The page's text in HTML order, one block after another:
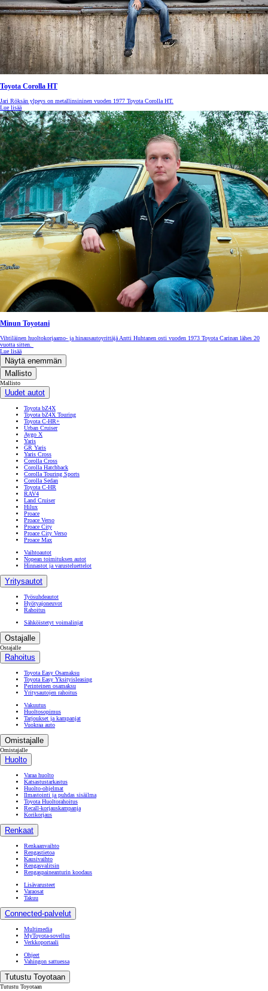
Toyota Corolla HT
Jari Röksän ylpeys on metallinsininen vuoden 1977 Toyota Corolla HT.
Lue lisää
Minun Toyotani
Vihtiläinen huoltokorjaamo- ja hinausautoyrittäjä Antti Huhtanen osti vuoden 1973 Toyota Carinan lähes 20
vuotta sitten.
Lue lisää
Näytä enemmän
Mallisto
Mallisto
Uudet autot
Toyota bZ4X
Toyota bZ4X Touring
Toyota C-HR+
Urban Cruiser
Aygo X
Yaris
GR Yaris
Yaris Cross
Corolla Cross
Corolla Hatchback
Corolla Touring Sports
Corolla Sedan
Toyota C-HR
RAV4
Land Cruiser
Hilux
Proace
Proace Verso
Proace City
Proace City Verso
Proace Max
Vaihtoautot
Nopean toimituksen autot
Hinnastot ja varusteluettelot
Yritysautot
Työsuhdeautot
Hyötyajoneuvot
Rahoitus
Sähköistetyt voimalinjat
Ostajalle
Ostajalle
Rahoitus
Toyota Easy Osamaksu
Toyota Easy Yksityisleasing
Perinteinen osamaksu
Yritysautojen rahoitus
Vakuutus
Huoltosopimus
Tarjoukset ja kampanjat
Vuokraa auto
Omistajalle
Omistajalle
Huolto
Varaa huolto
Katsastustarkastus
Huolto-ohjelmat
Ilmastointi ja puhdas sisäilma
Toyota Huoltorahoitus
Recall-korjauskampanja
Korikorjaus
Renkaat
Renkaanvaihto
Rengastietoa
Kausivaihto
Rengasvalitsin
Rengaspaineanturin koodaus
Lisävarusteet
Varaosat
Takuu
Connected-palvelut
Multimedia
MyToyota-sovellus
Verkkoportaali
Ohjeet
Vahingon sattuessa
Tutustu Toyotaan
Tutustu Toyotaan